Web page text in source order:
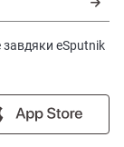
завдяки eSputnik